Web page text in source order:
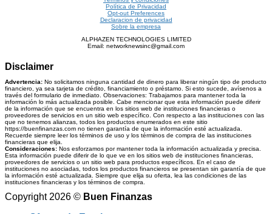
Política de Privacidad
Opt-out Preferences
Declaracion de privacidad
Sobre la empresa
ALPHAZEN TECHNOLOGIES LIMITED
Email: networknewsinc@gmail.com
Disclaimer
Advertencia: No solicitamos ninguna cantidad de dinero para liberar ningún tipo de producto
financiero, ya sea tarjeta de crédito, financiamiento o préstamo. Si esto sucede, avísenos a
través del formulario de inmediato. Observaciones: Trabajamos para mantener toda la
información lo más actualizada posible. Cabe mencionar que esta información puede diferir
de la información que se encuentra en los sitios web de instituciones financieras o
proveedores de servicios en un sitio web específico. Con respecto a las instituciones con las
que no tenemos alianzas, todos los productos enumerados en este sitio
https://buenfinanzas.com no tienen garantía de que la información esté actualizada.
Recuerde siempre leer los términos de uso y los términos de compra de las instituciones
financieras que elija.
Consideraciones: Nos esforzamos por mantener toda la información actualizada y precisa.
Esta información puede diferir de lo que ve en los sitios web de instituciones financieras,
proveedores de servicios o un sitio web para productos específicos. En el caso de
instituciones no asociadas, todos los productos financieros se presentan sin garantía de que
la información esté actualizada. Siempre que elija su oferta, lea las condiciones de las
instituciones financieras y los términos de compra.
Copyright 2026 © Buen Finanzas